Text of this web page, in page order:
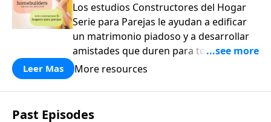
Los estudios Constructores del Hogar
Serie para Parejas le ayudan a edificar
un matrimonio piadoso y a desarrollar
amistades que duren para toda la vida.
¡Únase a uno de los estudios de grupos
a casa los principios de la Palabra de
Dios para compartirlos con su familia,
Leer Mas More resources
Past Episodes